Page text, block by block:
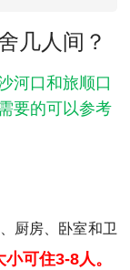
费
报名流程
几人间？
河口和旅顺口
要的可以参考
厨房、卧室和卫
可住3-8人。